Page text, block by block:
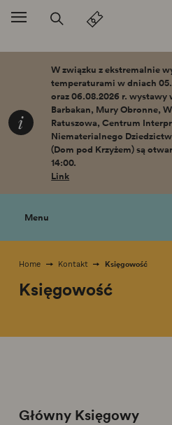
Przejdź do treści
W związku z ekstremalnie
temperaturami w dniach
oraz 06.08.2026 r. wystawy
Barbakan, Mury Obronne,
Ratuszowa, Centrum
Niematerialnego
(Dom pod Krzyżem) są
14:00.
Link
Menu
Home Kontakt Księgowość
Księgowość
Główny Księgowy